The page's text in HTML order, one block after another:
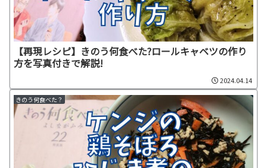
【再現レシピ】きのう何食べた?ロールキャベツの作り
方を写真付きで解説!
2024.04.14
きのう何食べた？